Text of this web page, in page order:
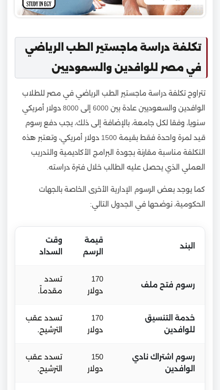
تكلفة دراسة ماجستير الطب الرياضي
في مصر للوافدين والسعوديين
تتراوح تكلفة دراسة ماجستير الطب الرياضي في مصر للطلاب
الوافدين والسعوديين عادة بين 6000 إلى 8000 دولار أمريكي
سنويا، وفقا لكل جامعة، بالإضافة إلى ذلك، يجب دفع رسوم
قيد لمرة واحدة فقط بقيمة 1500 دولار أمريكي، وتعتبر هذه
التكلفة مناسبة مقارنة بجودة البرامج الأكاديمية والتدريب
العملي الذي يحصل عليه الطالب خلال فترة دراسته.
كما يوجد بعض الرسوم الإدارية الأخرى الخاصة بالجهات
الحكومية، نوضحها في الجدول التالي:
البند
قيمة
الرسم
وقت
السداد
رسوم فتح ملف
170
دولار
تسدد
مقدماً.
خدمة التنسيق
للوافدين
170
دولار
تسدد عقب
الترشيح.
رسوم اشتراك نادي
الوافدين
150
دولار
تسدد عقب
الترشيح.